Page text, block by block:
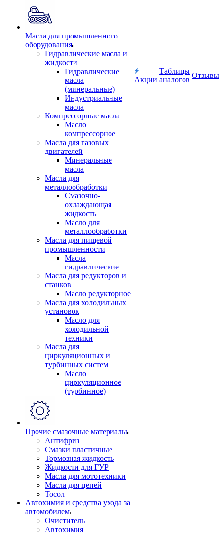
Масла для промышленного
оборудования
Гидравлические масла и
жидкости
Гидравлические
масла
(минеральные)
Индустриальные
масла
Компрессорные масла
Масло
компрессорное
Масла для газовых
двигателей
Минеральные
масла
Масла для
металлообработки
Смазочно-
охлаждающая
жидкость
Масло для
металлообработки
Масла для пищевой
промышленности
Масла
гидравлические
Масла для редукторов и
станков
Масло редукторное
Масла для холодильных
установок
Масло для
холодильной
техники
Масла для
циркуляционных и
турбинных систем
Масло
циркуляционное
(турбинное)
Прочие смазочные материалы
Антифриз
Смазки пластичные
Тормозная жидкость
Жидкости для ГУР
Масла для мототехники
Масла для цепей
Тосол
Автохимия и средства ухода за
автомобилем
Очиститель
Автохимия
Акции
Таблицы
аналогов
Отзывы